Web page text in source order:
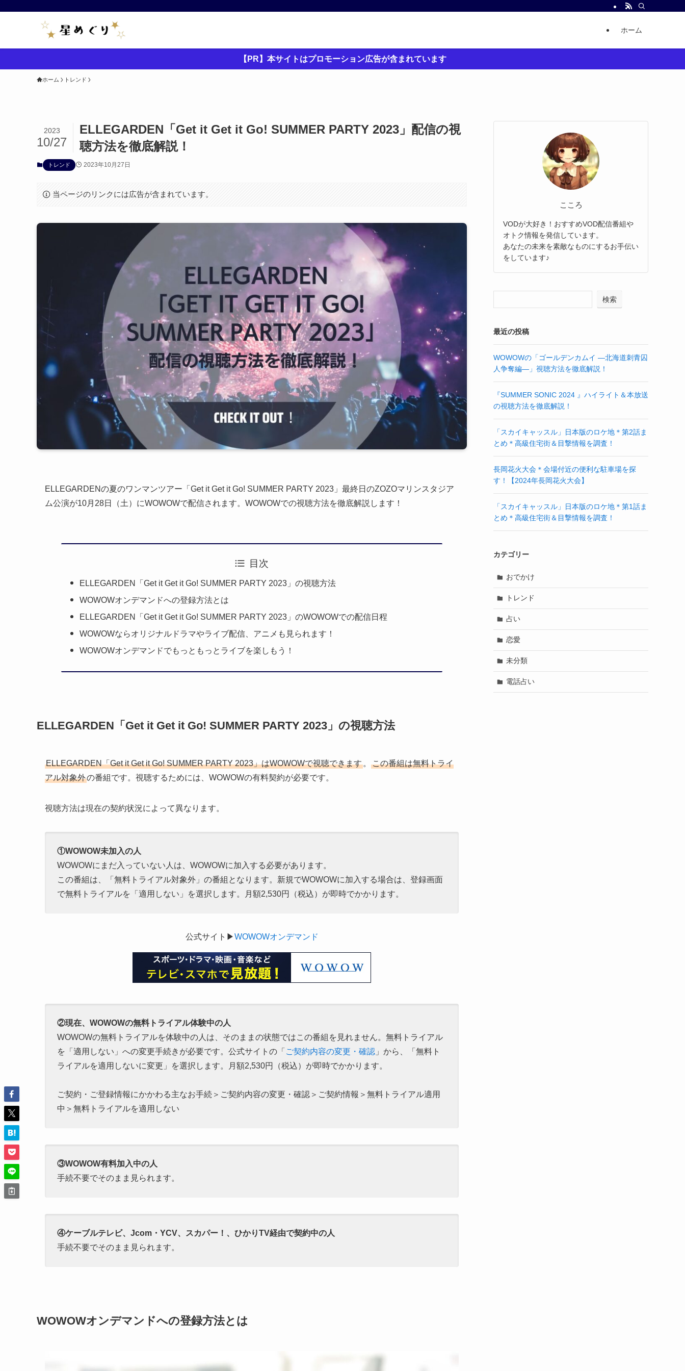
ホーム
【PR】本サイトはプロモーション広告が含まれています
ホーム トレンド
ELLEGARDEN「Get it Get it Go! SUMMER PARTY 2023」配信の視
聴方法を徹底解説！
2023
10/27
トレンド 2023年10月27日
当ページのリンクには広告が含まれています。
ELLEGARDENの夏のワンマンツアー「Get it Get it Go! SUMMER PARTY 2023」最終日のZOZOマリンスタジア
ム公演が10月28日（土）にWOWOWで配信されます。WOWOWでの視聴方法を徹底解説します！
目次
ELLEGARDEN「Get it Get it Go! SUMMER PARTY 2023」の視聴方法
WOWOWオンデマンドへの登録方法とは
ELLEGARDEN「Get it Get it Go! SUMMER PARTY 2023」のWOWOWでの配信日程
WOWOWならオリジナルドラマやライブ配信、アニメも見られます！
WOWOWオンデマンドでもっともっとライブを楽しもう！
ELLEGARDEN「Get it Get it Go! SUMMER PARTY 2023」の視聴方法
ELLEGARDEN「Get it Get it Go! SUMMER PARTY 2023」はWOWOWで視聴できます 。
この番組は無料トライ
アル対象外の番組です。視聴するためには、WOWOWの有料契約が必要です。
視聴方法は現在の契約状況によって異なります。
①WOWOW未加入の人
WOWOWにまだ入っていない人は、WOWOWに加入する必要があります。
この番組は、「無料トライアル対象外」の番組となります。新規でWOWOWに加入する場合は、登録画面
で無料トライアルを「適用しない」を選択します。月額2,530円（税込）が即時でかかります。
公式サイト▶WOWOWオンデマンド
②現在、WOWOWの無料トライアル体験中の人
WOWOWの無料トライアルを体験中の人は、そのままの状態ではこの番組を見れません。無料トライアル
を「適用しない」への変更手続きが必要です。公式サイトの「 ご契約内容の変更・確認 」から、「無料ト
ライアルを適用しないに変更」を選択します。月額2,530円（税込）が即時でかかります。
ご契約・ご登録情報にかかわる主なお手続＞ご契約内容の変更・確認＞ご契約情報＞無料トライアル適用
中＞無料トライアルを適用しない
③WOWOW有料加入中の人
手続不要でそのまま見られます。
④ケーブルテレビ、Jcom・YCV、スカパー！、ひかりTV経由で契約中の人
手続不要でそのまま見られます。
WOWOWオンデマンドへの登録方法とは
こころ
VODが大好き！おすすめVOD配信番組や
オトク情報を発信しています。
あなたの未来を素敵なものにするお手伝い
をしています♪
検索
最近の投稿
WOWOWの「ゴールデンカムイ ―北海道刺青囚
人争奪編―」視聴方法を徹底解説！
『SUMMER SONIC 2024 』ハイライト＆本放送
の視聴方法を徹底解説！
「スカイキャッスル」日本版のロケ地＊第2話ま
とめ＊高級住宅街＆目撃情報を調査！
長岡花火大会＊会場付近の便利な駐車場を探
す！【2024年長岡花火大会】
「スカイキャッスル」日本版のロケ地＊第1話ま
とめ＊高級住宅街＆目撃情報を調査！
カテゴリー
おでかけ
トレンド
占い
恋愛
未分類
電話占い